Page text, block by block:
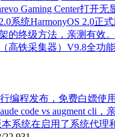
的终级方法，亲测有效。
code vs augment cli，